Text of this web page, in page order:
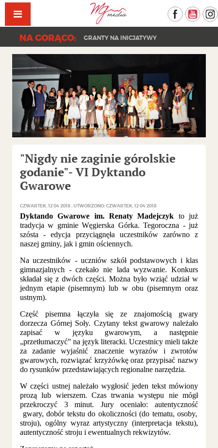
Facebook
NA GORĄCO: GRANTY NA INICJATYWY
"Nigdy nie zaginie górolskie
godanie"- VI Dyktando
Gwarowe
CZWARTEK, 12 04 2018 UTWORZONO: CZWARTEK, 12 04 2018
Dyktando Gwarowe im. Renaty Madejczyk to już
tradycja w gminie Węgierska Górka. Tegoroczna - już
szósta - edycja przyciągnęła uczestników zarówno z
naszej gminy, jak i gmin ościennych.
Na uczestników - uczniów szkół podstawowych i klas
gimnazjalnych - czekało nie lada wyzwanie. Konkurs
składał się z dwóch części. Można było wziąć udział w
jednym etapie (pisemnym) lub w obu (pisemnym oraz
ustnym).
Część pisemna łączyła się ze znajomością gwary
dorzecza Górnej Soły. Czytany tekst gwarowy należało
zapisać w języku gwarowym, a następnie
„przetłumaczyć” na język literacki. Uczestnicy mieli także
za zadanie wyjaśnić znaczenie wyrazów i zwrotów
gwarowych, rozwiązać krzyżówkę oraz przypisać nazwy
do rysunków przedstawiających regionalne narzędzia.
W części ustnej należało wygłosić jeden tekst mówiony
prozą lub wierszem. Czas trwania występu nie mógł
przekroczyć 3 minut. Jury oceniało: autentyczność
gwary, dobór tekstu do okoliczności (do tematu, osoby,
stroju), ogólny wyraz artystyczny (interpretacja tekstu),
autentyczność stroju i ewentualnych rekwizytów.